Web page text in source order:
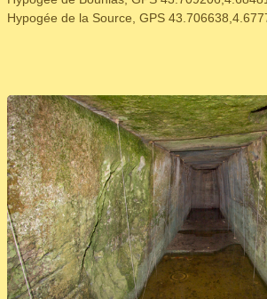
Hypogée de la Source, GPS